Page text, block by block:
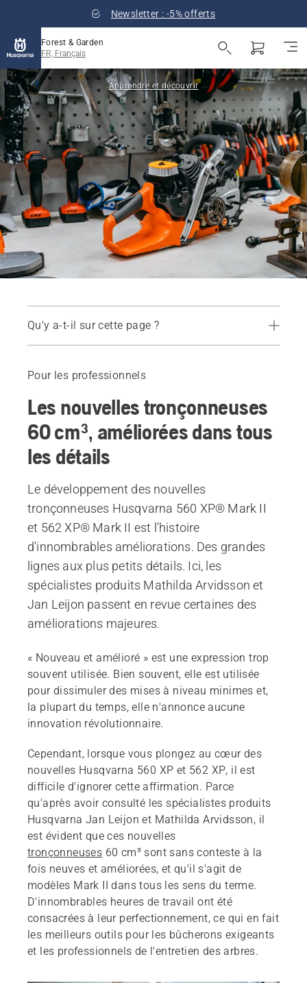
Newsletter : -5% offerts
Forest & Garden
FR, Français
Apprendre et découvrir
Qu'y a-t-il sur cette page ?
Voir les caractéristiques
En savoir plus sur les tronçonneuses 60 cm³
Pour les professionnels
Les nouvelles tronçonneuses
60 cm³, améliorées dans tous
les détails
Le développement des nouvelles
tronçonneuses Husqvarna 560 XP® Mark II
et 562 XP® Mark II est l'histoire
d'innombrables améliorations. Des grandes
lignes aux plus petits détails. Ici, les
spécialistes produits Mathilda Arvidsson et
Jan Leijon passent en revue certaines des
améliorations majeures.
« Nouveau et amélioré » est une expression trop
souvent utilisée. Bien souvent, elle est utilisée
pour dissimuler des mises à niveau minimes et,
la plupart du temps, elle n'annonce aucune
innovation révolutionnaire.
Cependant, lorsque vous plongez au cœur des
nouvelles Husqvarna 560 XP et 562 XP, il est
difficile d'ignorer cette affirmation. Parce
qu'après avoir consulté les spécialistes produits
Husqvarna Jan Leijon et Mathilda Arvidsson, il
est évident que ces nouvelles
tronçonneuses 60 cm³ sont sans conteste à la
fois neuves et améliorées, et qu'il s'agit de
modèles Mark II dans tous les sens du terme.
D'innombrables heures de travail ont été
consacrées à leur perfectionnement, ce qui en fait
les meilleurs outils pour les bûcherons exigeants
et les professionnels de l'entretien des arbres.